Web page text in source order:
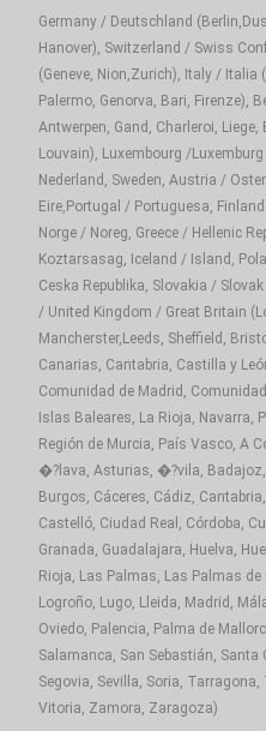
Germany / Deutschland
Hanover), Switzerland / Swiss
(Geneve, Nion,Zurich), Italy / Italia
Palermo, Genorva, Bari, Firenze),
Antwerpen, Gand, Charleroi,
Louvain), Luxembourg /
Nederland, Sweden, Austria /
Eire,Portugal / Portuguesa,
Norge / Noreg, Greece / Hellenic
Koztarsasag, Iceland / Island,
Ceska Republika, Slovakia /
/ United Kingdom / Great Britain
Mancherster,Leeds, Sheffield,
Canarias, Cantabria, Castilla y
Comunidad de Madrid,
Islas Baleares, La Rioja, Navarra,
Región de Murcia, País Vasco, A
�?lava, Asturias, �?vila,
Burgos, Cáceres, Cádiz,
Castelló, Ciudad Real, Córdoba,
Granada, Guadalajara, Huelva,
Rioja, Las Palmas, Las Palmas de
Logroño, Lugo, Lleida, Madrid,
Oviedo, Palencia, Palma de
Salamanca, San Sebastián, Santa
Segovia, Sevilla, Soria,
Vitoria, Zamora, Zaragoza)